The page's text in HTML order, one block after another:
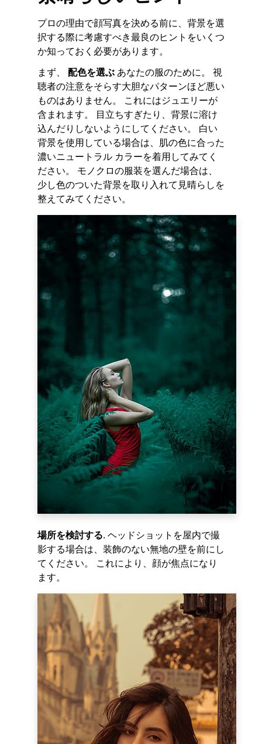
プロの理由で顔写真を決める前に、背景を選
択する際に考慮すべき最良のヒントをいくつ
か知っておく必要があります。
まず、 配色を選ぶ あなたの服のために。 視
聴者の注意をそらす大胆なパターンほど悪い
ものはありません。 これにはジュエリーが
含まれます。 目立ちすぎたり、背景に溶け
込んだりしないようにしてください。 白い
背景を使用している場合は、肌の色に合った
濃いニュートラル カラーを着用してみてく
ださい。 モノクロの服装を選んだ場合は、
少し色のついた背景を取り入れて見晴らしを
整えてみてください。
場所を検討する. ヘッドショットを屋内で撮
影する場合は、装飾のない無地の壁を前にし
てください。 これにより、顔が焦点になり
ます。